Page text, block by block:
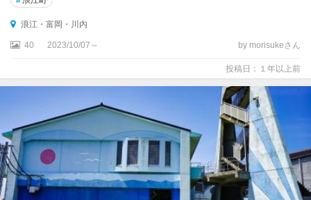
浪江・富岡・川内
40 2023/10/07～ by morisukeさん
投稿日：１年以上前